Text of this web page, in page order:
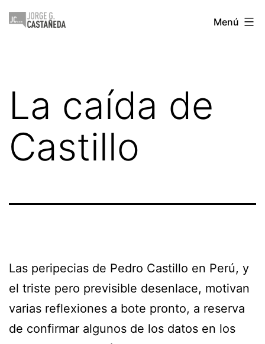
Saltar
Jorge
Menú
La caída de
Castillo
Las peripecias de Pedro Castillo en Perú, y
el triste pero previsible desenlace, motivan
varias reflexiones a bote pronto, a reserva
de confirmar algunos de los datos en los